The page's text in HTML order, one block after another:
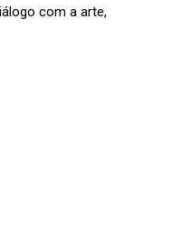
com a arte,